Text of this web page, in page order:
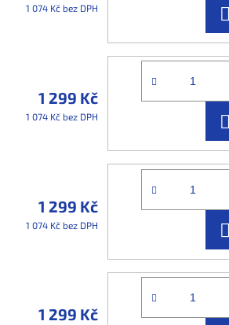
1 074 Kč bez DPH
1 299 Kč
1 074 Kč bez DPH
1 299 Kč
1 074 Kč bez DPH
1 299 Kč